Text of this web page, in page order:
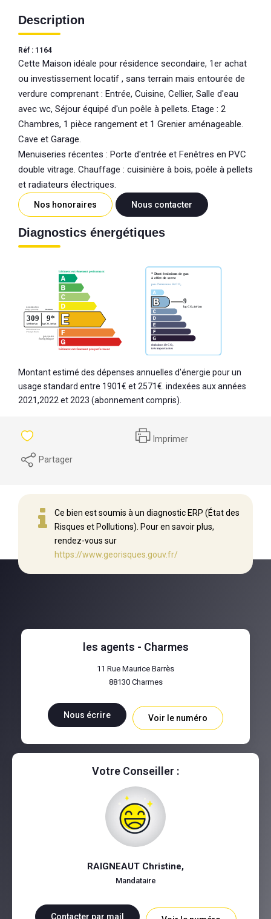
Description
Réf : 1164
Cette Maison idéale pour résidence secondaire, 1er achat
ou investissement locatif , sans terrain mais entourée de
verdure comprenant : Entrée, Cuisine, Cellier, Salle d'eau
avec wc, Séjour équipé d'un poêle à pellets. Etage : 2
Chambres, 1 pièce rangement et 1 Grenier aménageable.
Cave et Garage.
Menuiseries récentes : Porte d'entrée et Fenêtres en PVC
double vitrage. Chauffage : cuisinière à bois, poêle à pellets
et radiateurs électriques.
Nos honoraires Nous contacter
Diagnostics énergétiques
Montant estimé des dépenses annuelles d'énergie pour un
usage standard entre 1901€ et 2571€. indexées aux années
2021,2022 et 2023 (abonnement compris).
Imprimer
Partager
Ce bien est soumis à un diagnostic ERP (État des
Risques et Pollutions). Pour en savoir plus,
rendez-vous sur
https://www.georisques.gouv.fr/
les agents - Charmes
11 Rue Maurice Barrès
88130 Charmes
Nous écrire Voir le numéro
Votre Conseiller :
RAIGNEAUT Christine,
Mandataire
Contacter par mail